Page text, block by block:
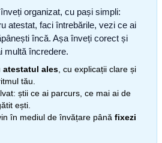
înveți organizat, cu pași simpli:
atestat, faci întrebările, vezi ce ai
încă. Așa înveți corect și
multă încredere.
atestatul ales , cu explicații clare și
tău.
știi ce ai parcurs, ce mai ai de
ești.
în mediul de învățare până fixezi